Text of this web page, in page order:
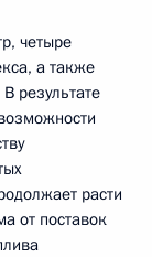
четыре
а также
результате
расти
от поставок